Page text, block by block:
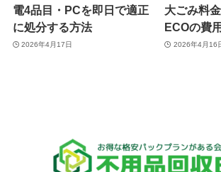
電4品目・PCを即日で適正
に処分する方法
2026年4月17日
大ごみ料
ECOの費
2026年4月16